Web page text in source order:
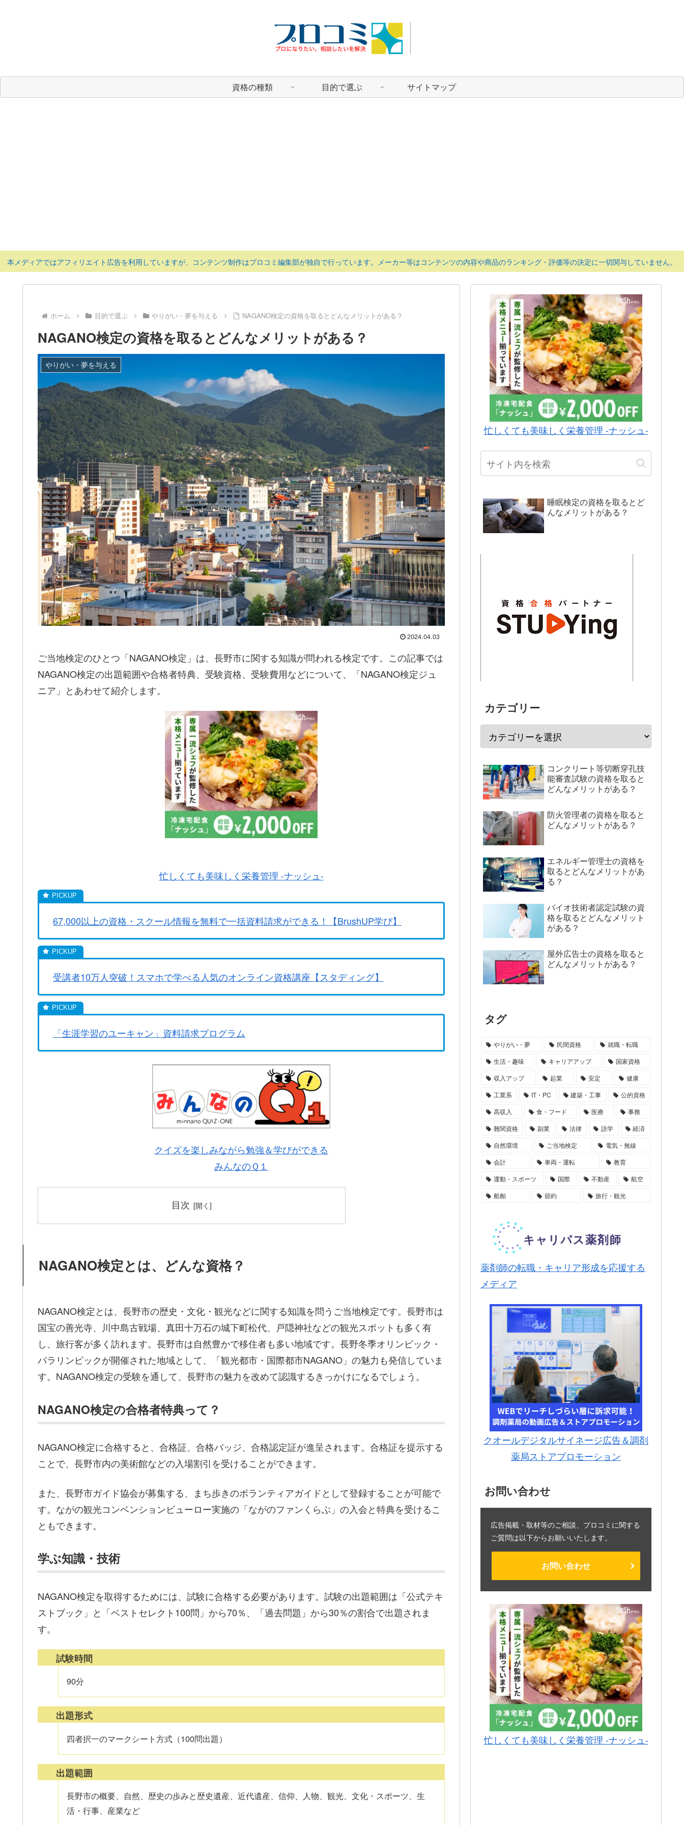
資格の種類 目的で選ぶ サイトマップ
本メディアではアフィリエイト広告を利用していますが、コンテンツ制作はプロコミ編集部が独自で行っています。メーカー等はコンテンツの内容や商品のランキング・評価等の決定に一切関与していません。
ホーム 目的で選ぶ やりがい・夢を与える NAGANO検定の資格を取るとどんなメリットがある？
NAGANO検定の資格を取るとどんなメリットがある？
やりがい・夢を与える
2024.04.03
ご当地検定のひとつ「NAGANO検定」は、長野市に関する知識が問われる検定です。この記事では
NAGANO検定の出題範囲や合格者特典、受験資格、受験費用などについて、「NAGANO検定ジュ
ニア」とあわせて紹介します。
忙しくても美味しく栄養管理 -ナッシュ-
67,000以上の資格・スクール情報を無料で一括資料請求ができる！【BrushUP学び】
受講者10万人突破！スマホで学べる人気のオンライン資格講座【スタディング】
「生涯学習のユーキャン」資料請求プログラム
クイズを楽しみながら勉強＆学びができる
みんなのＱ１
目次
NAGANO検定とは、どんな資格？
NAGANO検定とは、長野市の歴史・文化・観光などに関する知識を問うご当地検定です。長野市は
国宝の善光寺、川中島古戦場、真田十万石の城下町松代、戸隠神社などの観光スポットも多く有
し、旅行客が多く訪れます。長野市は自然豊かで移住者も多い地域です。長野冬季オリンピック・
パラリンピックが開催された地域として、「観光都市・国際都市NAGANO」の魅力も発信していま
す。NAGANO検定の受験を通して、長野市の魅力を改めて認識するきっかけになるでしょう。
NAGANO検定の合格者特典って？
NAGANO検定に合格すると、合格証、合格バッジ、合格認定証が進呈されます。合格証を提示する
ことで、長野市内の美術館などの入場割引を受けることができます。
また、長野市ガイド協会が募集する、まち歩きのボランティアガイドとして登録することが可能で
す。ながの観光コンベンションビューロー実施の「ながのファンくらぶ」の入会と特典を受けるこ
ともできます。
学ぶ知識・技術
NAGANO検定を取得するためには、試験に合格する必要があります。試験の出題範囲は「公式テキ
ストブック」と「ベストセレクト100問」から70％、「過去問題」から30％の割合で出題されま
す。
試験時間
90分
出題形式
四者択一のマークシート方式（100問出題）
出題範囲
長野市の概要、自然、歴史の歩みと歴史遺産、近代遺産、信仰、人物、観光、文化・スポーツ、生
活・行事、産業など
忙しくても美味しく栄養管理 -ナッシュ-
睡眠検定の資格を取るとど
んなメリットがある？
カテゴリー
コンクリート等切断穿孔技
能審査試験の資格を取ると
どんなメリットがある？
防火管理者の資格を取ると
どんなメリットがある？
エネルギー管理士の資格を
取るとどんなメリットがあ
る？
バイオ技術者認定試験の資
格を取るとどんなメリット
がある？
屋外広告士の資格を取ると
どんなメリットがある？
タグ
やりがい・夢 民間資格
就職・転職
生活・趣味
キャリアアップ
国家資格
収入アップ
起業 安定
健康
工業系
IT・PC 建築・工事
公的資格
高収入
食・フード 医療
事務
難関資格
副業 法律 語学
経済
自然環境
ご当地検定
電気・無線
会計
車両・運転
教育
運動・スポーツ
国際 不動産
航空
船舶
節約 旅行・観光
薬剤師の転職・キャリア形成を応援する
メディア
クオールデジタルサイネージ広告＆調剤
薬局ストアプロモーション
お問い合わせ
広告掲載・取材等のご相談、プロコミに関する
ご質問は以下からお願いいたします。
お問い合わせ
忙しくても美味しく栄養管理 -ナッシュ-